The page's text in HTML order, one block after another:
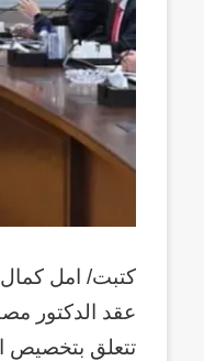
كتبت/ امل كمال
عقد الدكتور
تتعلق بتخصيص